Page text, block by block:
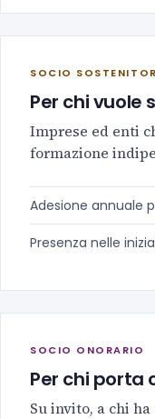
SOCIO
Per chi vuole
Imprese ed enti
formazione
Adesione annuale
Presenza nelle
SOCIO ONORARIO
Per chi porta
Su invito, a chi